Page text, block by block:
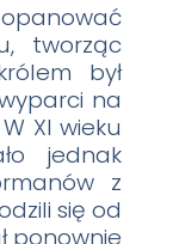
tworząc
był
na
XI wieku
jednak
z
się od